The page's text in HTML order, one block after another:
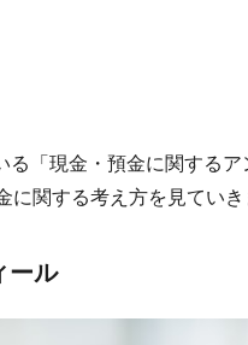
る「現金・預金に関する
に関する考え方を見ていき
ール